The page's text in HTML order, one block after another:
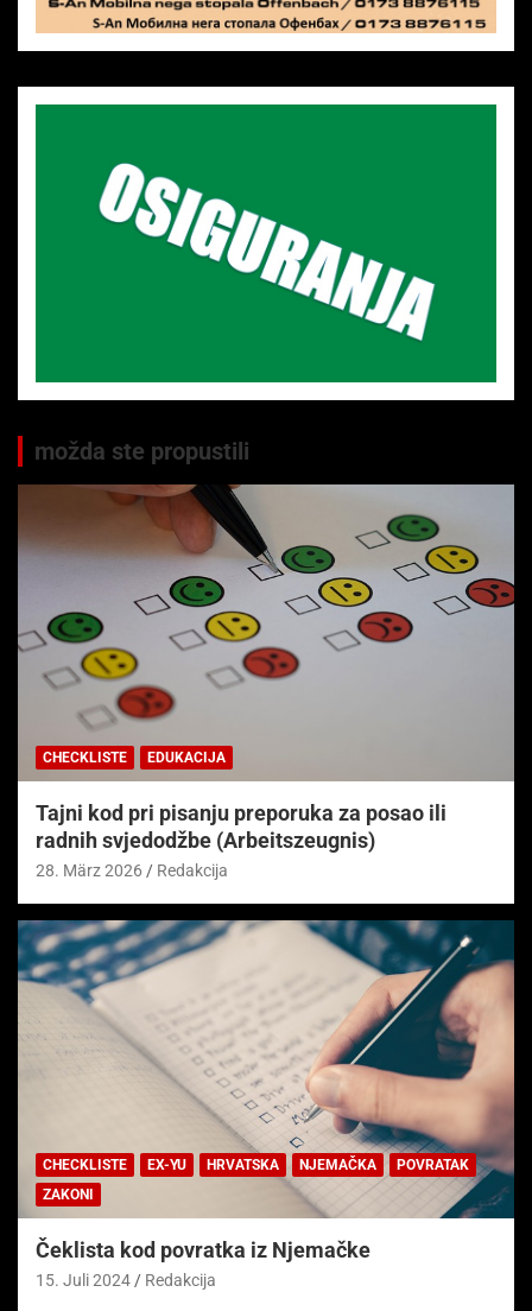
možda ste propustili
CHECKLISTE EDUKACIJA
Tajni kod pri pisanju preporuka za posao ili
radnih svjedodžbe (Arbeitszeugnis)
28. März 2026 Redakcija
CHECKLISTE EX-YU HRVATSKA NJEMAČKA
POVRATAK
ZAKONI
Čeklista kod povratka iz Njemačke
15. Juli 2024 Redakcija